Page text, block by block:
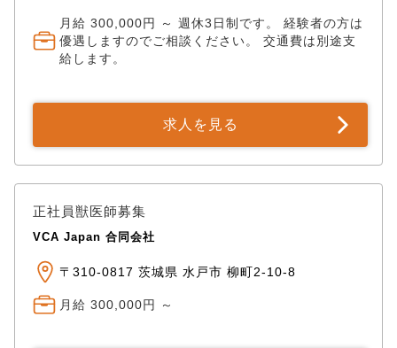
月給 300,000円 ～ 週休3日制です。 経験者の方は
優遇しますのでご相談ください。 交通費は別途支
給します。
求人を見る
正社員獣医師募集
VCA Japan 合同会社
〒310-0817 茨城県 水戸市 柳町2-10-8
月給 300,000円 ～